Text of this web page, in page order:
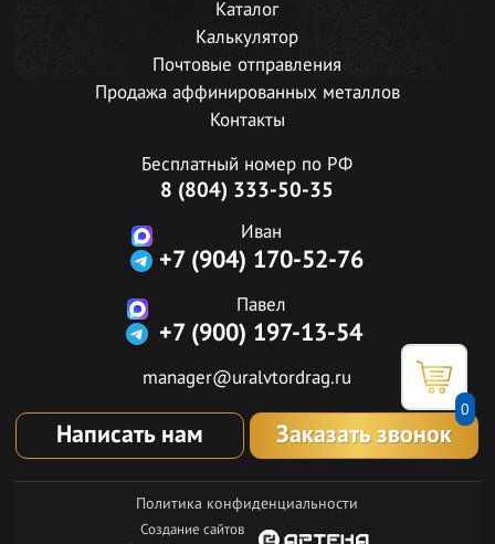
0
Каталог
Калькулятор
Почтовые отправления
Продажа аффинированных металлов
Контакты
Бесплатный номер по РФ
8 (804) 333-50-35
Иван
+7 (904) 170-52-76
Павел
+7 (900) 197-13-54
manager@uralvtordrag.ru
Написать нам Заказать звонок
Политика конфиденциальности
Создание сайтов